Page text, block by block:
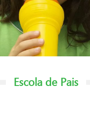
Escola de Pais